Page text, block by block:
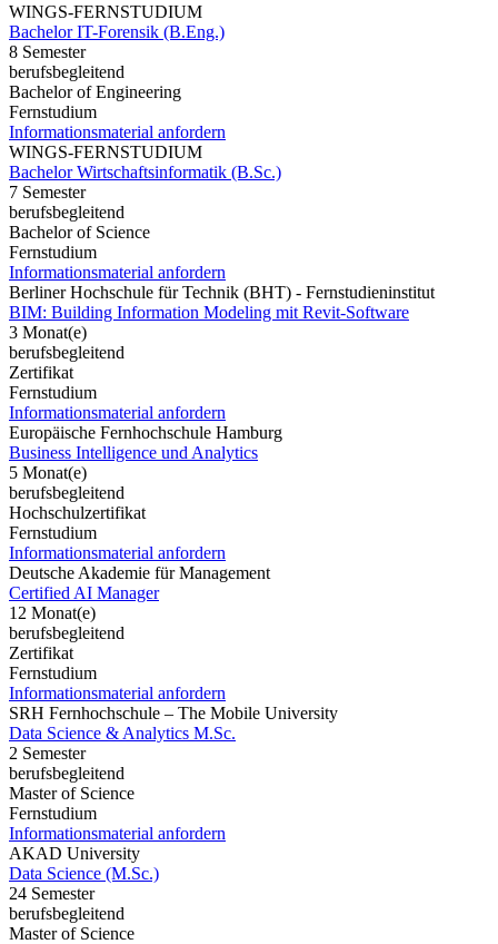
WINGS-FERNSTUDIUM
Bachelor IT-Forensik (B.Eng.)
8 Semester
berufsbegleitend
Bachelor of Engineering
Fernstudium
Informationsmaterial anfordern
WINGS-FERNSTUDIUM
Bachelor Wirtschaftsinformatik (B.Sc.)
7 Semester
berufsbegleitend
Bachelor of Science
Fernstudium
Informationsmaterial anfordern
Berliner Hochschule für Technik (BHT) - Fernstudieninstitut
BIM: Building Information Modeling mit Revit-Software
3 Monat(e)
berufsbegleitend
Zertifikat
Fernstudium
Informationsmaterial anfordern
Europäische Fernhochschule Hamburg
Business Intelligence und Analytics
5 Monat(e)
berufsbegleitend
Hochschulzertifikat
Fernstudium
Informationsmaterial anfordern
Deutsche Akademie für Management
Certified AI Manager
12 Monat(e)
berufsbegleitend
Zertifikat
Fernstudium
Informationsmaterial anfordern
SRH Fernhochschule – The Mobile University
Data Science & Analytics M.Sc.
2 Semester
berufsbegleitend
Master of Science
Fernstudium
Informationsmaterial anfordern
AKAD University
Data Science (M.Sc.)
24 Semester
berufsbegleitend
Master of Science